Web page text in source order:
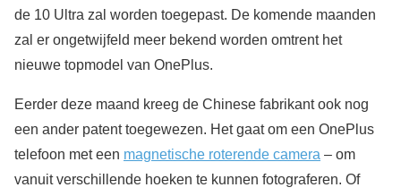
de 10 Ultra zal worden toegepast. De komende maanden
zal er ongetwijfeld meer bekend worden omtrent het
nieuwe topmodel van OnePlus.
Eerder deze maand kreeg de Chinese fabrikant ook nog
een ander patent toegewezen. Het gaat om een OnePlus
telefoon met een magnetische roterende camera – om
vanuit verschillende hoeken te kunnen fotograferen. Of